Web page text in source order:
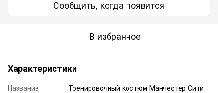
Сообщить, когда появится
В избранное
Характеристики
Название Тренировочный костюм Манчестер Сити